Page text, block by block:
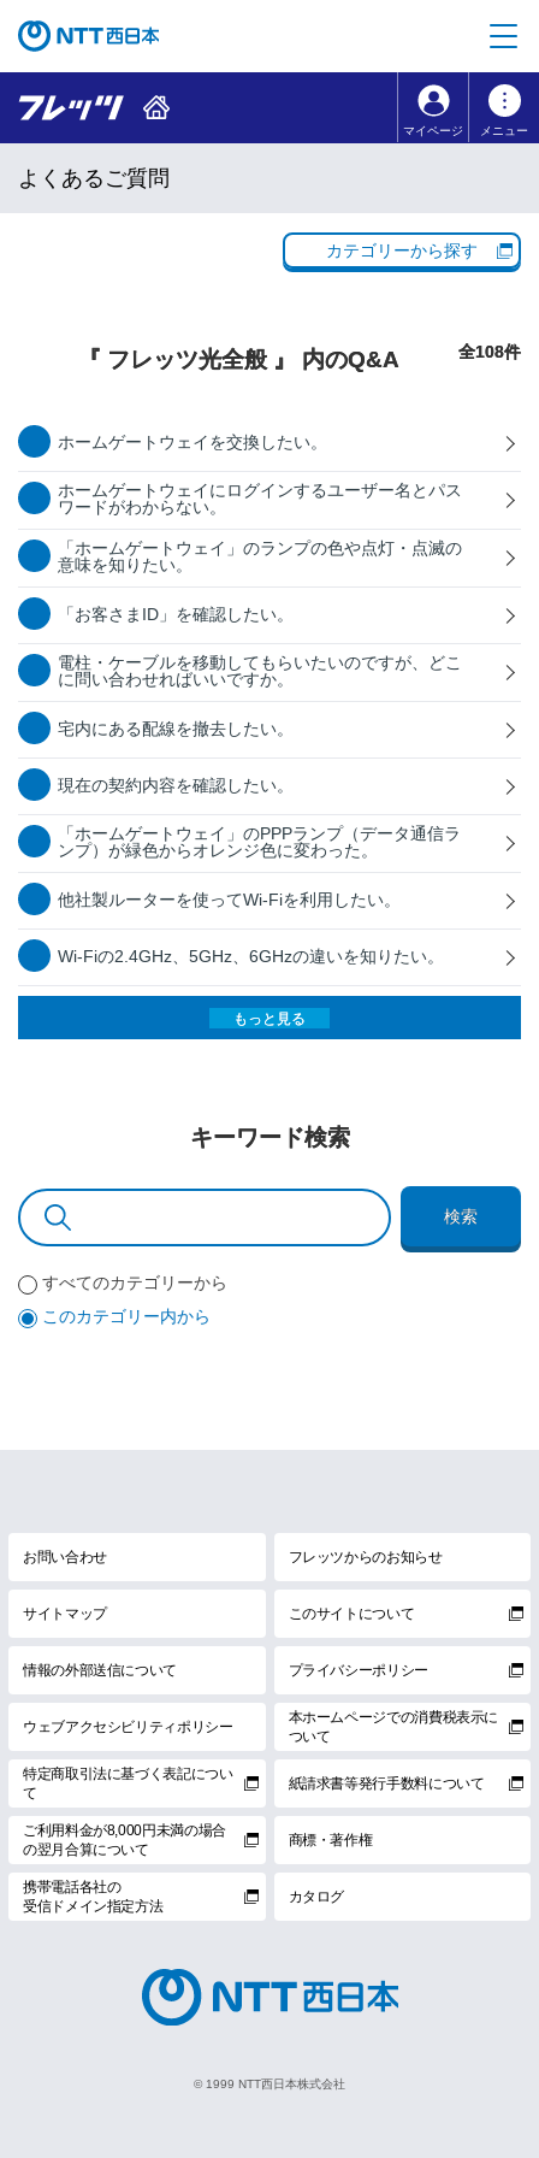
コンテンツのリンクナビゲーションへ移動
マイページ メニュー
よくあるご質問
カテゴリーから探す
『 フレッツ光全般 』 内のQ&A 全108件
ホームゲートウェイを交換したい。
ホームゲートウェイにログインするユーザー名とパス
ワードがわからない。
「ホームゲートウェイ」のランプの色や点灯・点滅の
意味を知りたい。
「お客さまID」を確認したい。
電柱・ケーブルを移動してもらいたいのですが、どこ
に問い合わせればいいですか。
宅内にある配線を撤去したい。
現在の契約内容を確認したい。
「ホームゲートウェイ」のPPPランプ（データ通信ラ
ンプ）が緑色からオレンジ色に変わった。
他社製ルーターを使ってWi-Fiを利用したい。
Wi-Fiの2.4GHz、5GHz、6GHzの違いを知りたい。
もっと見る
キーワード検索
検索
すべてのカテゴリーから
このカテゴリー内から
お問い合わせ フレッツからのお知らせ
サイトマップ このサイトについて
情報の外部送信について プライバシーポリシー
ウェブアクセシビリティポリシー
本ホームページでの消費税表示に
ついて
特定商取引法に基づく表記につい
て
紙請求書等発行手数料について
ご利用料金が8,000円未満の場合
の翌月合算について
商標・著作権
携帯電話各社の
受信ドメイン指定方法
カタログ
© 1999 NTT西日本株式会社